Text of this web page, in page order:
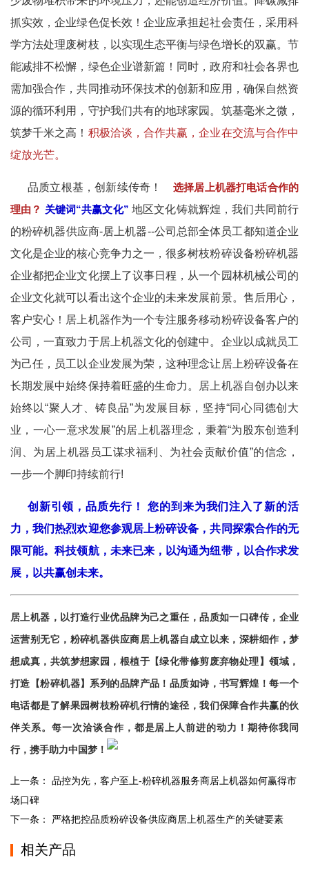
抓实效，企业绿色促长效​！企业应承担起社会责任，采用科
学方法处理废树枝，以实现生态平衡与绿色增长的双赢。节
能减排不松懈，绿色企业谱新篇！同时，政府和社会各界也
需加强合作，共同推动环保技术的创新和应用，确保自然资
源的循环利用，守护我们共有的地球家园。筑基毫米之微，
筑梦千米之高！ 积极洽谈，合作共赢，企业在交流与合作中
绽放光芒。
品质立根基，创新续传奇！
选择居上机器打电话合作的
理由？ 关键词“共赢文化” 地区文化铸就辉煌，我们共同前行
的粉碎机器供应商-居上机器--公司总部全体员工都知道企业
文化是企业的核心竞争力之一，很多树枝粉碎设备粉碎机器
企业都把企业文化摆上了议事日程，从一个园林机械公司的
企业文化就可以看出这个企业的未来发展前景。售后用心，
客户安心！居上机器作为一个专注服务移动粉碎设备客户的
公司，一直致力于居上机器文化的创建中。企业以成就员工
为己任，员工以企业发展为荣，这种理念让居上粉碎设备在
长期发展中始终保持着旺盛的生命力。居上机器自创办以来
始终以“聚人才、铸良品”为发展目标，坚持“同心同德创大
业，一心一意求发展”的居上机器理念，秉着“为股东创造利
润、为居上机器员工谋求福利、为社会贡献价值”的信念，
一步一个脚印持续前行!
创新引领，品质先行！ 您的到来为我们注入了新的活
力，我们热烈欢迎您参观居上粉碎设备，共同探索合作的无
限可能。科技领航，未来已来，以沟通为纽带，以合作求发
展，以共赢创未来。
居上机器，以打造行业优品牌为己之重任，品质如一口碑传，企业
运营别无它，粉碎机器供应商居上机器自成立以来，深耕细作，梦
想成真，共筑梦想家园，根植于【绿化带修剪废弃物处理】领域，
打造【粉碎机器】系列的品牌产品！品质如诗，书写辉煌！每一个
电话都是了解果园树枝粉碎机行情的途径，我们保障合作共赢的伙
伴关系。每一次洽谈合作，都是居上人前进的动力！期待你我同
行，携手助力中国梦！
上一条： 品控为先，客户至上-粉碎机器服务商居上机器如何赢得市
场口碑
下一条： 严格把控品质粉碎设备供应商居上机器生产的关键要素
相关产品